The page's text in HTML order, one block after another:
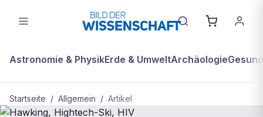
Astronomie & PhysikErde & UmweltArchäologie
Startseite / Allgemein / Artikel